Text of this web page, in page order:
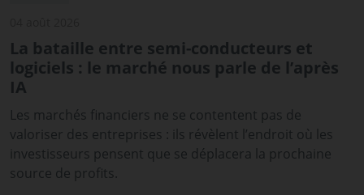
La bataille entre semi-conducteurs et
logiciels : le marché nous parle de l’après
IA
Les marchés financiers ne se contentent pas de
valoriser des entreprises : ils révèlent l’endroit où les
investisseurs pensent que se déplacera la prochaine
source de profits.